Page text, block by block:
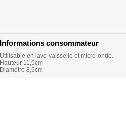
Informations consommateur
Utilisable en lave-vaisselle et micro-onde.
Hauteur 11,5cm
Diamètre 8,5cm